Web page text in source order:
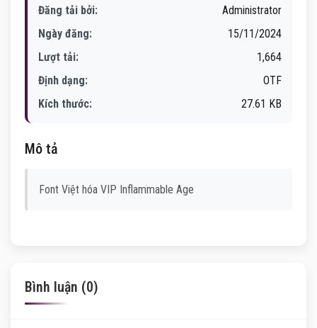
Đăng tải bởi:
Administrator
Ngày đăng:
15/11/2024
Lượt tải:
1,664
Định dạng:
OTF
Kích thước:
27.61 KB
Mô tả
Font Việt hóa VIP Inflammable Age
Bình luận (0)